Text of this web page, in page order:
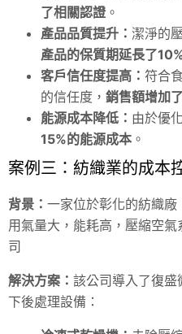
了相關認證 。
產品品質提升： 潔淨的
產品的保質期延長了
客戶信任度提高： 符合
的信任度， 銷售額增加
能源成本降低： 由於優
15%的能源成本 。
案例三：紡織業的成本
背景： 一家位於彰化的紡織
用氣量大，能耗高，壓縮空
司
解決方案： 該公司導入了復盛
下後處理設備：